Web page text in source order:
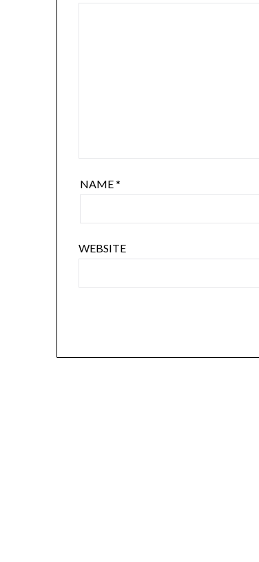
NAME*
WEBSITE